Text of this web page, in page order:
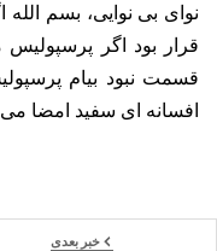
نوای بی نوایی، بسم
قرار بود اگر پرسپولیس
قسمت نبود بیام
افسانه ای سفید امضا
خبر بعدی